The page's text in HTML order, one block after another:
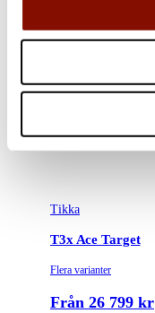
Tikka
T3x Ace Target
Flera varianter
Från 26 799 kr